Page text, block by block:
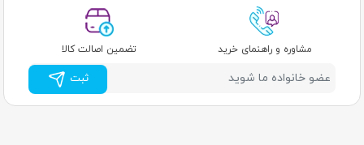
مشاوره و راهنمای خرید تضمین اصالت کالا
ثبت